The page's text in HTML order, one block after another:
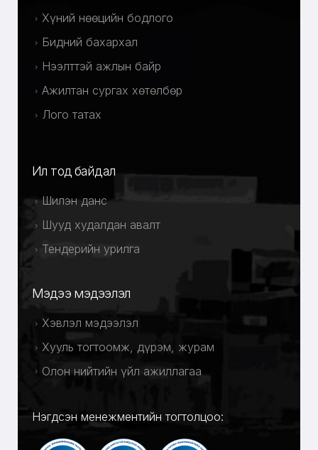
Хүний нөөцийн бодлого
Бидний бахархал
Нээлттэй ажлын байр
Ажилтан сургах хөтөлбөр
Лого татах
Ил тод байдал
Шилэн данс
Шууд худалдан авалт
Тендерийн урилга
Мэдээ мэдээлэл
Хэвлэл мэдээлэл
Хууль тогтоомж, дүрэм, журам
Олон нийтийн үйл ажиллагаа
Нэгдсэн менежментийн тогтолцоо: